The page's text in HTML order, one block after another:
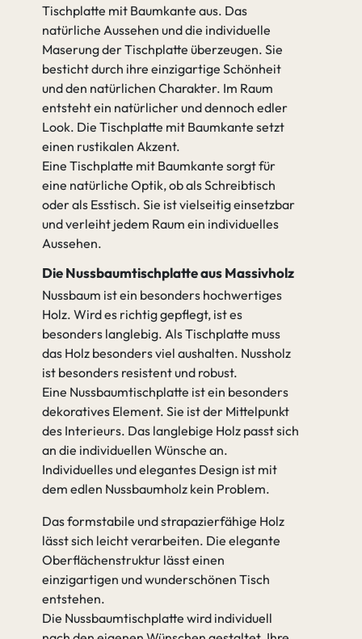
Tischplatte mit Baumkante aus. Das
natürliche Aussehen und die individuelle
Maserung der Tischplatte überzeugen. Sie
besticht durch ihre einzigartige Schönheit
und den natürlichen Charakter. Im Raum
entsteht ein natürlicher und dennoch edler
Look. Die Tischplatte mit Baumkante setzt
einen rustikalen Akzent.
Eine Tischplatte mit Baumkante sorgt für
eine natürliche Optik, ob als Schreibtisch
oder als Esstisch. Sie ist vielseitig einsetzbar
und verleiht jedem Raum ein individuelles
Aussehen.
Die Nussbaumtischplatte aus Massivholz
Nussbaum ist ein besonders hochwertiges
Holz. Wird es richtig gepflegt, ist es
besonders langlebig. Als Tischplatte muss
das Holz besonders viel aushalten. Nussholz
ist besonders resistent und robust.
Eine Nussbaumtischplatte ist ein besonders
dekoratives Element. Sie ist der Mittelpunkt
des Interieurs. Das langlebige Holz passt sich
an die individuellen Wünsche an.
Individuelles und elegantes Design ist mit
dem edlen Nussbaumholz kein Problem.
Das formstabile und strapazierfähige Holz
lässt sich leicht verarbeiten. Die elegante
Oberflächenstruktur lässt einen
einzigartigen und wunderschönen Tisch
entstehen.
Die Nussbaumtischplatte wird individuell